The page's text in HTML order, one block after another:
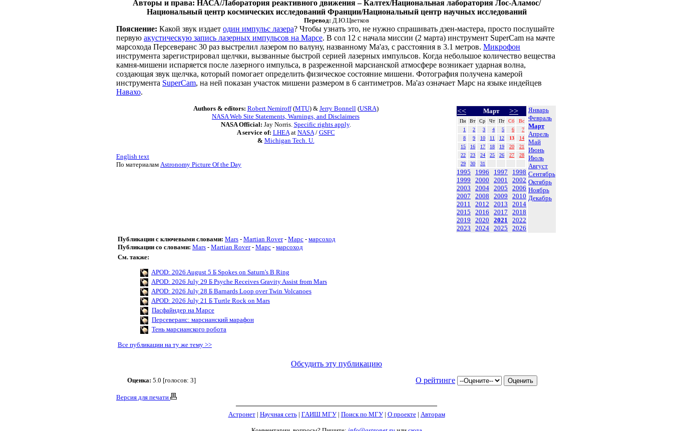
Авторы и права: НАСА/Лаборатория реактивного движения – Калтех/Национальная лаборатория Лос-Аламос/
Национальный центр космических исследований Франции/Национальный центр научных исследований
Перевод: Д.Ю.Цветков
Пояснение: Какой звук издает один импульс лазера? Чтобы узнать это, не нужно спрашивать дзен-мастера, просто послушайте
первую акустическую запись лазерных импульсов на Марсе. В сол 12 с начала миссии (2 марта) инструмент SuperCam на мачте
марсохода Персеверанс 30 раз выстрелил лазером по валуну, названному Ма'аз, с расстояния в 3.1 метров. Микрофон
инструмента зарегистрировал щелчки, вызванные быстрой серией лазерных импульсов. Когда небольшое количество вещества
камня-мишени испаряется после лазерного импульса, в разреженной марсианской атмосфере возникает ударная волна,
создающая звук щелчка, который помогает определить физическое состояние мишени. Фотография получена камерой
инструмента SuperCam, на ней показан участок мишени размером в 6 сантиметров. Ма'аз означает Марс на языке индейцев
Навахо.
<< Март >>
Пн Вт Ср Чт Пт Сб
Вс
1
2 3 4 5 6
7
8
9 10 11 12 13
14
15
16 17 18 19 20
21
22
23 24 25 26 27
28
29
30 31
1995 1996 1997
1998
1999
2000 2001
2002
2003
2004 2005
2006
2007
2008 2009
2010
2011
2012 2013
2014
2015
2016 2017
2018
2019
2020 2021
2022
2023
2024 2025 2026
Январь
Февраль
Март
Апрель
Май
Июнь
Июль
Август
Сентябрь
Октябрь
Ноябрь
Декабрь
Authors & editors: Robert Nemiroff(MTU) & Jerry Bonnell(USRA)
NASA Web Site Statements, Warnings, and Disclaimers
NASA Official: Jay Norris. Specific rights apply.
A service of: LHEAat NASA/ GSFC
& Michigan Tech. U.
English text
По материалам Astronomy Picture Of the Day
Публикации с ключевыми словами: Mars - Martian Rover- Марс - марсоход
Публикации со словами: Mars - Martian Rover- Марс - марсоход
См. также:
APOD: 2026 August 5 Б Spokes on Saturn's B Ring
APOD: 2026 July 29 Б Psyche Receives Gravity Assist from Mars
APOD: 2026 July 28 Б Barnards Loop over Twin Volcanoes
APOD: 2026 July 21 Б Turtle Rock on Mars
Пасфайндер на Марсе
Персеверанс: марсианский марафон
Тень марсианского робота
Все публикации на ту же тему >>
Обсудить эту публикацию
Оценка: 5.0 [голосов: 3] О рейтинге
Версия для печати
Астронет| Научная сеть| ГАИШ МГУ| Поиск по МГУ| О проекте| Авторам